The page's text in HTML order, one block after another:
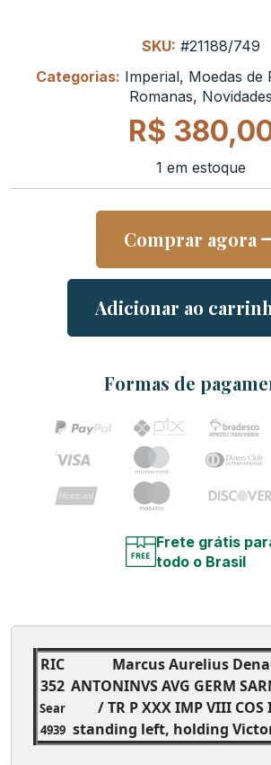
SKU: #21188/749
Categorias: Imperial, Moedas de
Romanas, Novidades
R$
1 em estoque
Comprar agora
Adicionar ao
Formas de
Frete grátis
todo o Brasil
RIC
352
Sear
4939
Marcus Aurelius
ANTONINVS AVG GERM
/ TR P XXX IMP VIII
standing left, holding